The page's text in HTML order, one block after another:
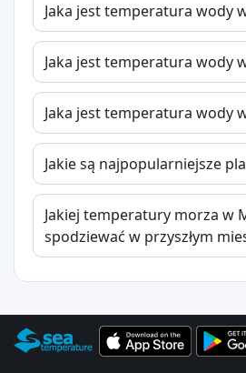
Jaka jest temperatura wody
Jaka jest temperatura wody
Jaka jest temperatura wody
Jakie są najpopularniejsze
Jakiej temperatury morza w
spodziewać w przyszłym